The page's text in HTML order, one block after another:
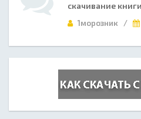
скачивание
1морозник /